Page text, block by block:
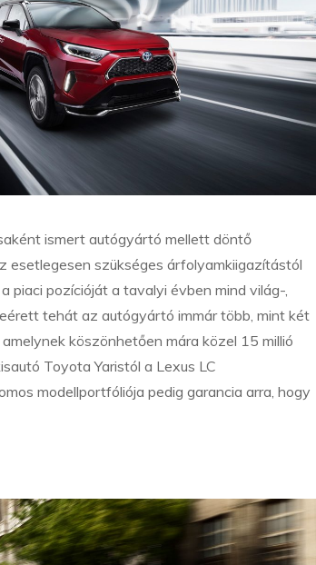
ismert autógyártó mellett döntő
esetlegesen szükséges árfolyamkiigazítástól
piaci pozícióját a tavalyi évben mind világ-,
tehát az autógyártó immár több, mint két
köszönhetően mára közel 15 millió
Toyota Yaristól a Lexus LC
modellportfóliója pedig garancia arra, hogy